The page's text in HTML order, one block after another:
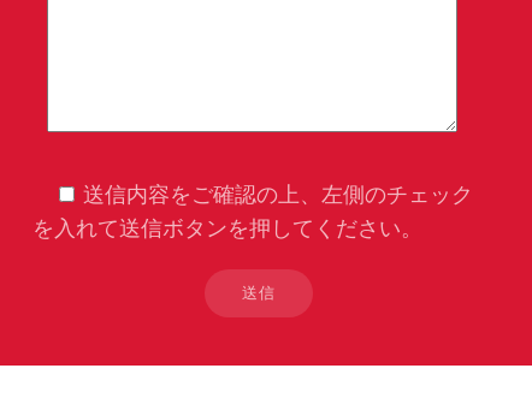
送信内容をご確認の上、左側のチェック
を入れて送信ボタンを押してください。